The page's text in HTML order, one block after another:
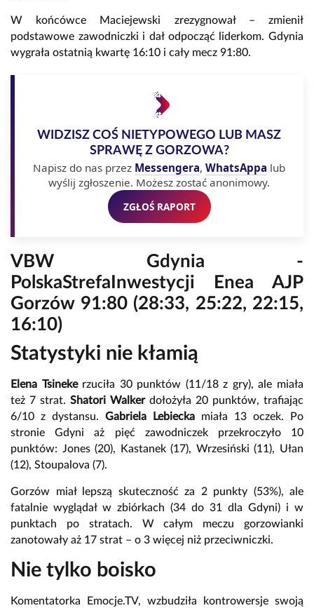
W końcówce Maciejewski zrezygnował – zmienił
podstawowe zawodniczki i dał odpocząć liderkom. Gdynia
wygrała ostatnią kwartę 16:10 i cały mecz 91:80.
WIDZISZ COŚ NIETYPOWEGO LUB MASZ
SPRAWĘ Z GORZOWA?
Napisz do nas przez Messengera, WhatsAppa lub
wyślij zgłoszenie. Możesz zostać anonimowy.
ZGŁOŚ RAPORT
VBW Gdynia -
PolskaStrefaInwestycji Enea AJP
Gorzów 91:80 (28:33, 25:22, 22:15,
16:10)
Statystyki nie kłamią
Elena Tsinekerzuciła 30 punktów (11/18 z gry), ale miała
też 7 strat. Shatori Walkerdołożyła 20 punktów, trafiając
6/10 z dystansu. Gabriela Lebiecka miała 13 oczek. Po
stronie Gdyni aż pięć zawodniczek przekroczyło 10
punktów: Jones (20), Kastanek (17), Wrzesiński (11), Ułan
(12), Stoupalova (7).
Gorzów miał lepszą skuteczność za 2 punkty (53%), ale
fatalnie wyglądał w zbiórkach (34 do 31 dla Gdyni) i w
punktach po stratach. W całym meczu gorzowianki
zanotowały aż 17 strat – o 3 więcej niż przeciwniczki.
Nie tylko boisko
Komentatorka Emocje.TV, wzbudziła kontrowersje swoją